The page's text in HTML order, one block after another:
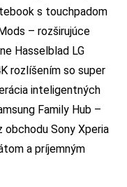
s touchpadom
– rozširujúce
Hasselblad LG
rozlíšením so super
inteligentných
Family Hub –
Sony Xperia
a príjemným